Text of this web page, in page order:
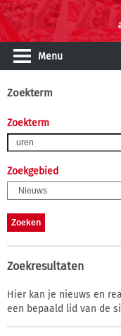
Menu
Zoekterm
Zoekterm
Zoekgebied
Zoekresultaten
Hier kan je nieuws en
een bepaald lid van de